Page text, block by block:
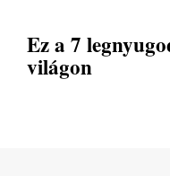
Ez a 7
világon